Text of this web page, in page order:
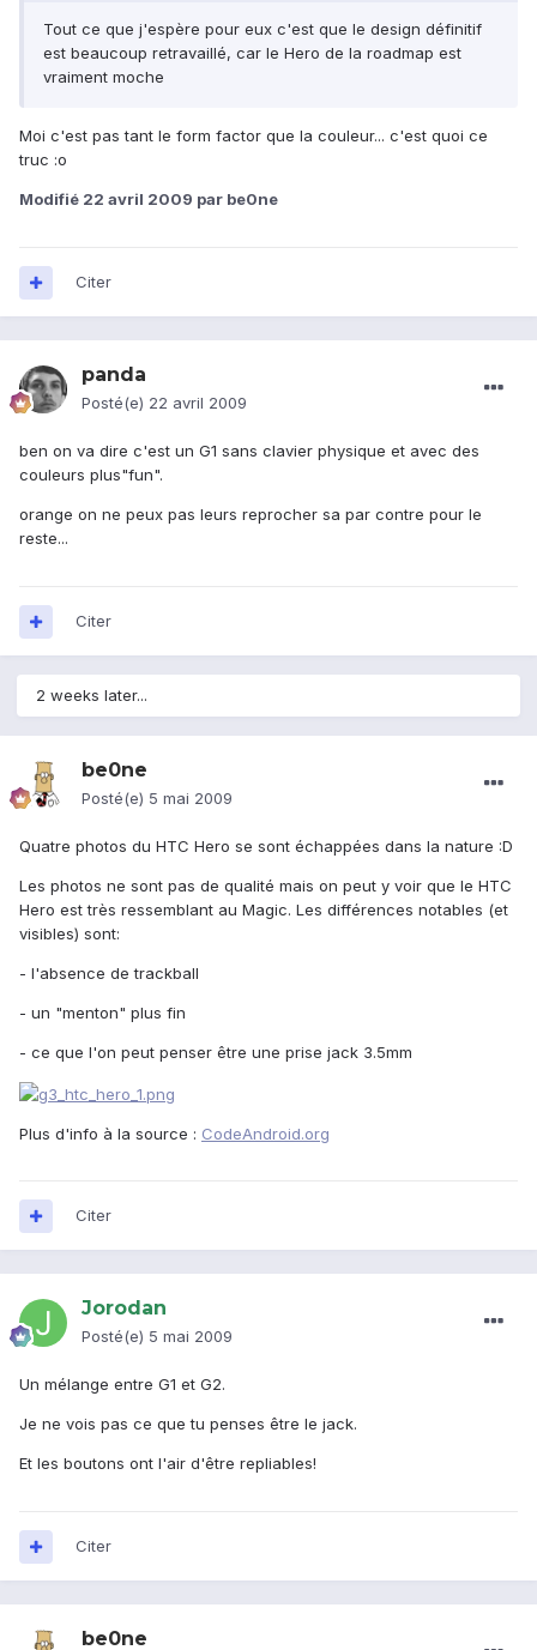
Tout ce que j'espère pour eux c'est que le design définitif
est beaucoup retravaillé, car le Hero de la roadmap est
vraiment moche
Moi c'est pas tant le form factor que la couleur... c'est quoi ce
truc :o
Modifié 22 avril 2009 par be0ne
Citer
panda
Posté(e) 22 avril 2009
ben on va dire c'est un G1 sans clavier physique et avec des
couleurs plus"fun".
orange on ne peux pas leurs reprocher sa par contre pour le
reste...
Citer
2 weeks later...
be0ne
Posté(e) 5 mai 2009
Quatre photos du HTC Hero se sont échappées dans la nature :D
Les photos ne sont pas de qualité mais on peut y voir que le HTC
Hero est très ressemblant au Magic. Les différences notables (et
visibles) sont:
- l'absence de trackball
- un "menton" plus fin
- ce que l'on peut penser être une prise jack 3.5mm
Plus d'info à la source : CodeAndroid.org
Citer
Jorodan
Posté(e) 5 mai 2009
Un mélange entre G1 et G2.
Je ne vois pas ce que tu penses être le jack.
Et les boutons ont l'air d'être repliables!
Citer
be0ne